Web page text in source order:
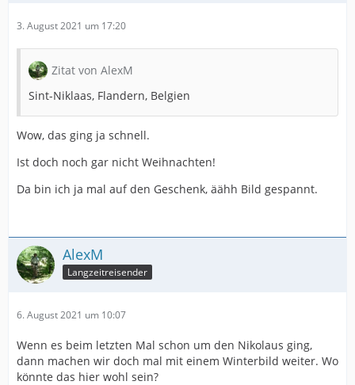
3. August 2021 um 17:20
Zitat von AlexM
Sint-Niklaas, Flandern, Belgien
Wow, das ging ja schnell.
Ist doch noch gar nicht Weihnachten!
Da bin ich ja mal auf den Geschenk, äähh Bild gespannt.
AlexM
Langzeitreisender
6. August 2021 um 10:07
Wenn es beim letzten Mal schon um den Nikolaus ging,
dann machen wir doch mal mit einem Winterbild weiter. Wo
könnte das hier wohl sein?